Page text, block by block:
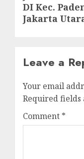
post:
DI Kec.
Jakarta
Leave a
Your email
Required
Comment *